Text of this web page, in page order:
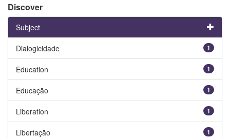
Discover
Subject
1
Dialogicidade
1
Education
1
Educação
1
Liberation
1
Libertação